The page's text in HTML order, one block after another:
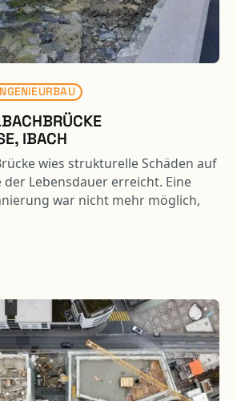
IBACH
wies strukturelle Schäden auf
der Lebensdauer erreicht. Eine
war nicht mehr möglich,
und die Ökologie erhebliche
mit einer vergrösserten